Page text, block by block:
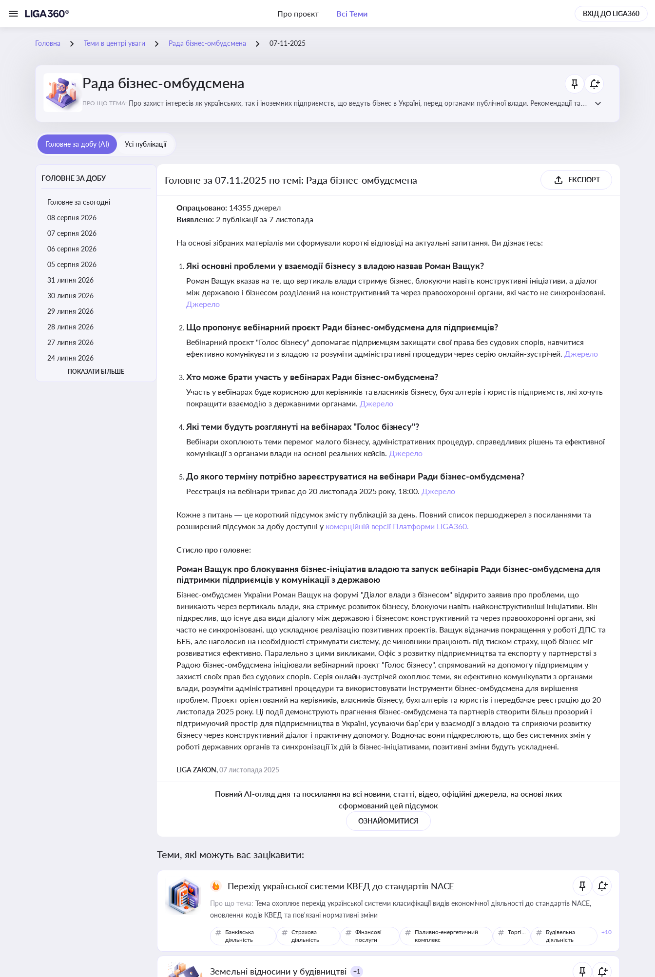
Про проєкт Всі Теми ВХІД ДО LIGA360
Головна Теми в центрі уваги Рада бізнес-омбудсмена 07-11-2025
Рада бізнес-омбудсмена
ПРО ЩО ТЕМА: Про захист інтересів як українських, так і іноземних підприємств, що ведуть бізнес в Україні, перед органами публічної влади. Рекомендації та
Головне за добу (AI) Усі публікації
ГОЛОВНЕ ЗА ДОБУ
Головне за сьогодні
08 серпня 2026
07 серпня 2026
06 серпня 2026
05 серпня 2026
31 липня 2026
30 липня 2026
29 липня 2026
28 липня 2026
27 липня 2026
24 липня 2026
ПОКАЗАТИ БІЛЬШЕ
Головне за 07.11.2025 по темі: Рада бізнес-омбудсмена ЕКСПОРТ
Опрацьовано: 14355 джерел
Виявлено: 2 публікації за 7 листопада
На основі зібраних матеріалів ми сформували короткі відповіді на актуальні запитання. Ви дізнаєтесь:
Які основні проблеми у взаємодії бізнесу з владою назвав Роман Ващук?
Роман Ващук вказав на те, що вертикаль влади стримує бізнес, блокуючи навіть конструктивні ініціативи, а діалог
між державою і бізнесом розділений на конструктивний та через правоохоронні органи, які часто не синхронізовані.
Джерело
Що пропонує вебінарний проєкт Ради бізнес-омбудсмена для підприємців?
Вебінарний проєкт "Голос бізнесу" допомагає підприємцям захищати свої права без судових спорів, навчитися
ефективно комунікувати з владою та розуміти адміністративні процедури через серію онлайн-зустрічей. Джерело
Хто може брати участь у вебінарах Ради бізнес-омбудсмена?
Участь у вебінарах буде корисною для керівників та власників бізнесу, бухгалтерів і юристів підприємств, які хочуть
покращити взаємодію з державними органами. Джерело
Які теми будуть розглянуті на вебінарах "Голос бізнесу"?
Вебінари охоплюють теми перемог малого бізнесу, адміністративних процедур, справедливих рішень та ефективної
комунікації з органами влади на основі реальних кейсів. Джерело
До якого терміну потрібно зареєструватися на вебінари Ради бізнес-омбудсмена?
Реєстрація на вебінари триває до 20 листопада 2025 року, 18:00. Джерело
Кожне з питань — це короткий підсумок змісту публікацій за день. Повний список першоджерел з посиланнями та
розширений підсумок за добу доступні у комерційній версії Платформи LIGA360.
Стисло про головне:
Роман Ващук про блокування бізнес-ініціатив владою та запуск вебінарів Ради бізнес-омбудсмена для
підтримки підприємців у комунікації з державою
Бізнес-омбудсмен України Роман Ващук на форумі "Діалог влади з бізнесом" відкрито заявив про проблеми, що
виникають через вертикаль влади, яка стримує розвиток бізнесу, блокуючи навіть найконструктивніші ініціативи. Він
підкреслив, що існує два види діалогу між державою і бізнесом: конструктивний та через правоохоронні органи, які
часто не синхронізовані, що ускладнює реалізацію позитивних проектів. Ващук відзначив покращення у роботі ДПС та
БЕБ, але наголосив на необхідності стримувати систему, де чиновники працюють під тиском страху, щоб бізнес міг
розвиватися ефективно. Паралельно з цими викликами, Офіс з розвитку підприємництва та експорту у партнерстві з
Радою бізнес-омбудсмена ініціювали вебінарний проєкт "Голос бізнесу", спрямований на допомогу підприємцям у
захисті своїх прав без судових спорів. Серія онлайн-зустрічей охоплює теми, як ефективно комунікувати з органами
влади, розуміти адміністративні процедури та використовувати інструменти бізнес-омбудсмена для вирішення
проблем. Проєкт орієнтований на керівників, власників бізнесу, бухгалтерів та юристів і передбачає реєстрацію до 20
листопада 2025 року. Ці події демонструють прагнення бізнес-омбудсмена та партнерів створити більш прозорий і
підтримуючий простір для підприємництва в Україні, усуваючи бар’єри у взаємодії з владою та сприяючи розвитку
бізнесу через конструктивний діалог і практичну допомогу. Водночас вони підкреслюють, що без системних змін у
роботі державних органів та синхронізації їх дій із бізнес-ініціативами, позитивні зміни будуть ускладнені.
LIGA ZAKON,07 листопада 2025
Повний AI-огляд дня та посилання на всі новини, статті, відео, офіційні джерела, на основі яких
сформований цей підсумок
ОЗНАЙОМИТИСЯ
Теми, які можуть вас зацікавити:
Перехід української системи КВЕД до стандартів NACE
Про що тема: Тема охоплює перехід української системи класифікації видів економічної діяльності до стандартів NACE,
оновлення кодів КВЕД та пов'язані нормативні зміни
Банківська
діяльність
Страхова
діяльність
Фінансові
послуги
Паливно-енергетичний
комплекс
Торгівля
Будівельна
діяльність
+10
Земельні відносини у будівництві +1